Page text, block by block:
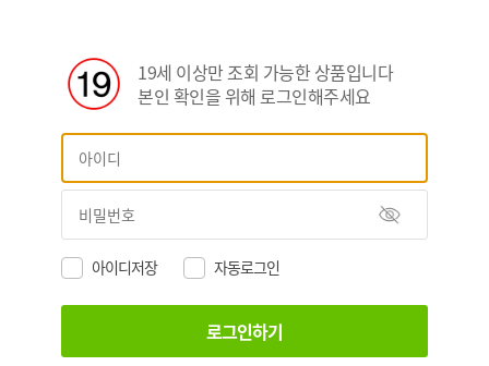
19세 이상만 조회 가능한 상품입니다
본인 확인을 위해 로그인해주세요
아이디저장 자동로그인